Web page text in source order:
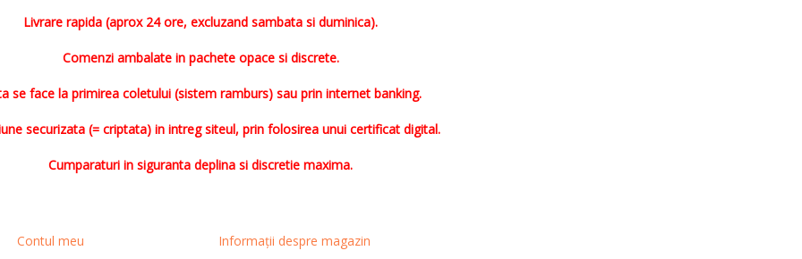
Livrare rapida (aprox 24 ore, excluzand sambata si duminica).
Comenzi ambalate in pachete opace si discrete.
se face la primirea coletului (sistem ramburs) sau prin internet banking.
securizata (= criptata) in intreg siteul, prin folosirea unui certificat digital.
Cumparaturi in siguranta deplina si discretie maxima.
Contul meu Informații despre magazin